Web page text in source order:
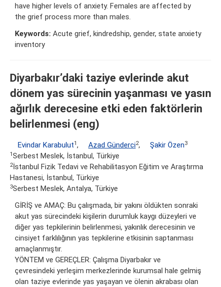
have higher levels of anxiety. Females are affected by
the grief process more than males.
Keywords: Acute grief, kindredship, gender, state anxiety
inventory
Diyarbakır’daki taziye evlerinde akut
dönem yas sürecinin yaşanması ve yasın
ağırlık derecesine etki eden faktörlerin
belirlenmesi (eng)
Evindar Karabulut1, Azad Günderci2, Şakir Özen3
1Serbest Meslek, İstanbul, Türkiye
2İstanbul Fizik Tedavi ve Rehabilitasyon Eğitim ve Araştırma
Hastanesi, İstanbul, Türkiye
3Serbest Meslek, Antalya, Türkiye
GİRİŞ ve AMAÇ: Bu çalışmada, bir yakını öldükten sonraki
akut yas sürecindeki kişilerin durumluk kaygı düzeyleri ve
diğer yas tepkilerinin belirlenmesi, yakınlık derecesinin ve
cinsiyet farklılığının yas tepkilerine etkisinin saptanması
amaçlanmıştır.
YÖNTEM ve GEREÇLER: Çalışma Diyarbakır ve
çevresindeki yerleşim merkezlerinde kurumsal hale gelmiş
olan taziye evlerinde yas yaşayan ve ölenin akrabası olan